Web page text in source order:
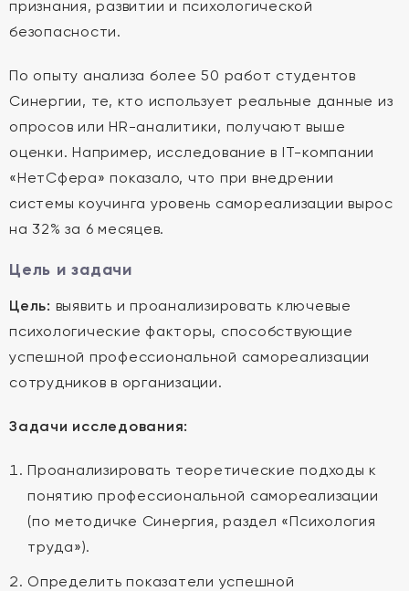
признания, развитии и психологической
безопасности.
По опыту анализа более 50 работ студентов
Синергии, те, кто использует реальные данные из
опросов или HR-аналитики, получают выше
оценки. Например, исследование в IT-компании
«НетСфера» показало, что при внедрении
системы коучинга уровень самореализации вырос
на 32% за 6 месяцев.
Цель и задачи
Цель: выявить и проанализировать ключевые
психологические факторы, способствующие
успешной профессиональной самореализации
сотрудников в организации.
Задачи исследования:
Проанализировать теоретические подходы к
понятию профессиональной самореализации
(по методичке Синергия, раздел «Психология
труда»).
Определить показатели успешной